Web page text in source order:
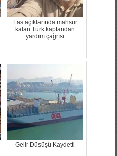
Fas açıklarında mahsur
kalan Türk kaptandan
yardım çağrısı
Gelir Düşüşü Kaydetti